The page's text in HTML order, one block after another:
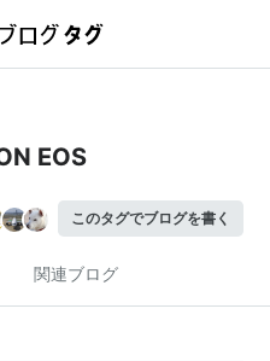
EOS
このタグでブログを書く
関連ブログ